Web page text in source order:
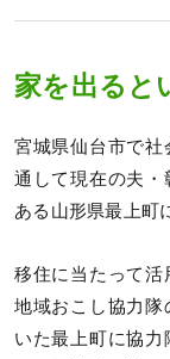
家を出ると
宮城県仙台市で社
通して現在の夫・
ある山形県最上町
移住に当たって活
地域おこし協力隊
いた最上町に協